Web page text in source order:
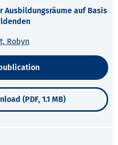
auf Basis
Robyn
(PDF, 1.1 MB)